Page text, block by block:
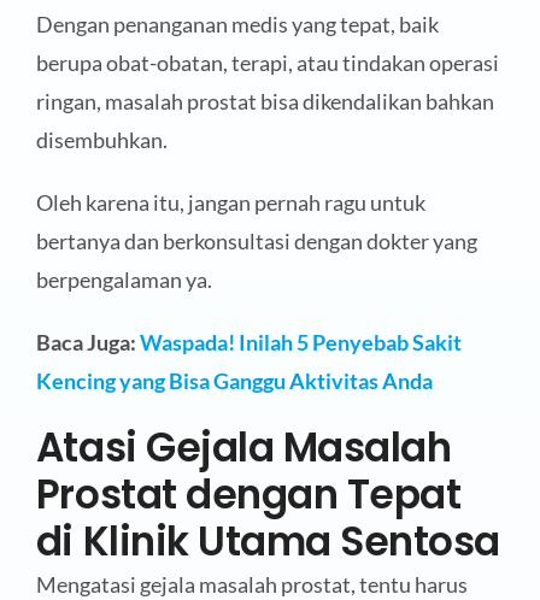
Dengan penanganan medis yang tepat, baik
berupa obat-obatan, terapi, atau tindakan operasi
ringan, masalah prostat bisa dikendalikan bahkan
disembuhkan.
Oleh karena itu, jangan pernah ragu untuk
bertanya dan berkonsultasi dengan dokter yang
berpengalaman ya.
Baca Juga:Waspada! Inilah 5 Penyebab Sakit
Kencing yang Bisa Ganggu Aktivitas Anda
Atasi Gejala Masalah
Prostat dengan Tepat
di Klinik Utama Sentosa
Mengatasi gejala masalah prostat, tentu harus